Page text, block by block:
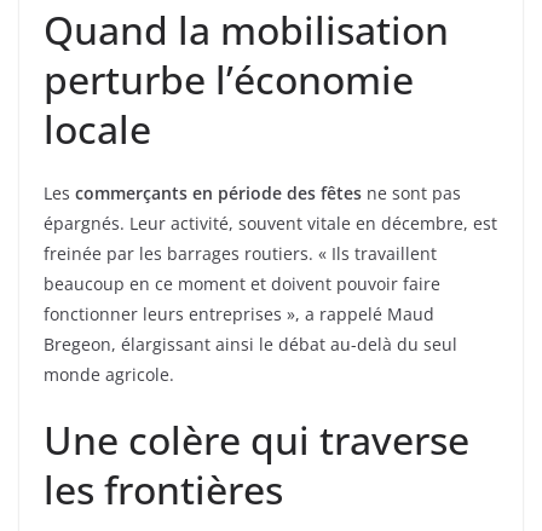
Quand la mobilisation
perturbe l’économie
locale
Les commerçants en période des fêtes ne sont pas
épargnés. Leur activité, souvent vitale en décembre, est
freinée par les barrages routiers. « Ils travaillent
beaucoup en ce moment et doivent pouvoir faire
fonctionner leurs entreprises », a rappelé Maud
Bregeon, élargissant ainsi le débat au-delà du seul
monde agricole.
Une colère qui traverse
les frontières